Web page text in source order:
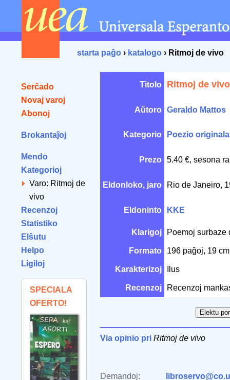
starta paĝo › katalogo › Ritmoj de vivo
Serĉado
Novaj varoj
Abonoj
Brokantaĵoj
Mendo
Kategorioj
Varo: Ritmoj de
vivo
Recenzoj
Statistiko
Elŝutu
Helpo
Ligiloj
SPECIALA
OFERTO!
Titolo Ritmoj de vivo
Aŭtoro Geraldo Mattos
Kategorio Poezio originala
Prezo 5.40 €, sesona
Eldonloko, jaro Rio de Janeiro,
Eldoninto KKE
Klarigoj Poemoj surbaze
Formato 196 paĝoj, 19
Karakterizoj Ilus
Recenzoj Recenzoj
Via opinio pri Ritmoj de vivo
Demandoj: